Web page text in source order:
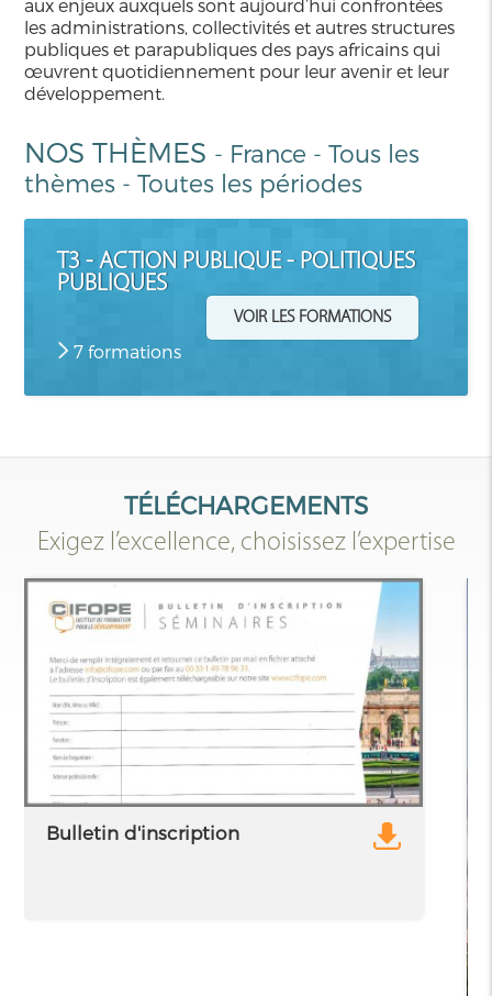
aux enjeux auxquels sont aujourd’hui confrontées
les administrations, collectivités et autres structures
publiques et parapubliques des pays africains qui
œuvrent quotidiennement pour leur avenir et leur
développement.
NOS THÈMES - France -Tous les
thèmes -Toutes les périodes
T3 - ACTION PUBLIQUE - POLITIQUES
PUBLIQUES
VOIR LES FORMATIONS
7 formations
TÉLÉCHARGEMENTS
Exigez l’excellence, choisissez l’expertise
Bulletin d'inscription